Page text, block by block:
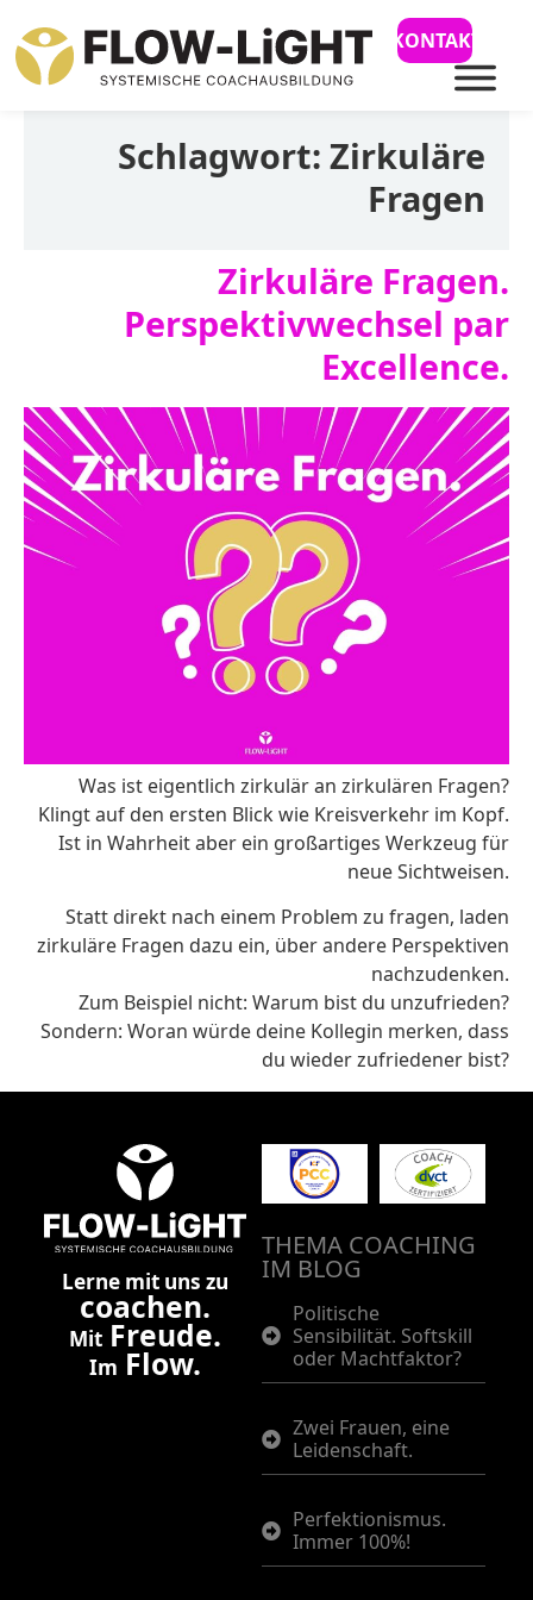
KONTAKT
Schlagwort: Zirkuläre
Fragen
Zirkuläre Fragen.
Perspektivwechsel par
Excellence.
Was ist eigentlich zirkulär an zirkulären Fragen?
Klingt auf den ersten Blick wie Kreisverkehr im Kopf.
Ist in Wahrheit aber ein großartiges Werkzeug für
neue Sichtweisen.
Statt direkt nach einem Problem zu fragen, laden
zirkuläre Fragen dazu ein, über andere Perspektiven
nachzudenken.
Zum Beispiel nicht: Warum bist du unzufrieden?
Sondern: Woran würde deine Kollegin merken, dass
du wieder zufriedener bist?
THEMA COACHING
IM BLOG
Politische
Sensibilität. Softskill
oder Machtfaktor?
Zwei Frauen, eine
Leidenschaft.
Perfektionismus.
Immer 100%!
Lerne mit uns zu
coachen.
Mit Freude.
Im Flow.